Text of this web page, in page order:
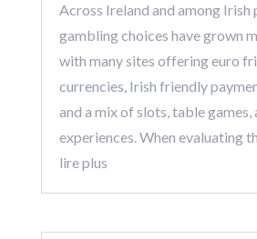
Across Ireland and among Irish
gambling choices have grown
with many sites offering euro
currencies, Irish friendly
and a mix of slots, table games,
experiences. When evaluating
lire plus